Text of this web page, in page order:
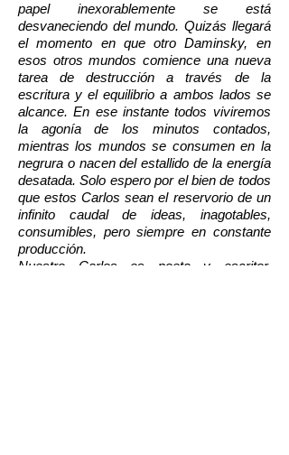
papel inexorablemente se está
desvaneciendo del mundo. Quizás llegará
el momento en que otro Daminsky, en
esos otros mundos comience una nueva
tarea de destrucción a través de la
escritura y el equilibrio a ambos lados se
alcance. En ese instante todos viviremos
la agonía de los minutos contados,
mientras los mundos se consumen en la
negrura o nacen del estallido de la energía
desatada. Solo espero por el bien de todos
que estos Carlos sean el reservorio de un
infinito caudal de ideas, inagotables,
consumibles, pero siempre en constante
producción.
Nuestro Carlos es poeta y escritor,